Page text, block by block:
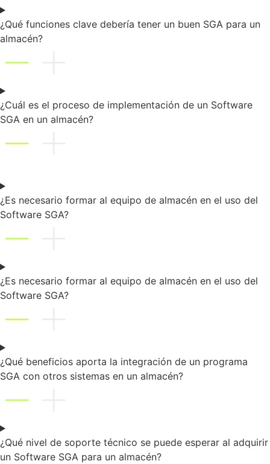
¿Qué funciones clave debería tener un buen SGA para un
almacén?
¿Cuál es el proceso de implementación de un Software
SGA en un almacén?
¿Es necesario formar al equipo de almacén en el uso del
Software SGA?
¿Es necesario formar al equipo de almacén en el uso del
Software SGA?
¿Qué beneficios aporta la integración de un programa
SGA con otros sistemas en un almacén?
¿Qué nivel de soporte técnico se puede esperar al adquirir
un Software SGA para un almacén?